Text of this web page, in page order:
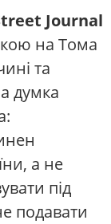
Journal
на Тома
та
думка
а не
під
подавати